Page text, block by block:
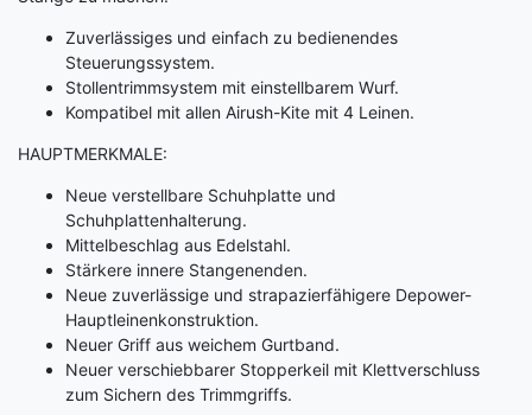
Zuverlässiges und einfach zu bedienendes
Steuerungssystem.
Stollentrimmsystem mit einstellbarem Wurf.
Kompatibel mit allen Airush-Kite mit 4 Leinen.
HAUPTMERKMALE:
Neue verstellbare Schuhplatte und
Schuhplattenhalterung.
Mittelbeschlag aus Edelstahl.
Stärkere innere Stangenenden.
Neue zuverlässige und strapazierfähigere Depower-
Hauptleinenkonstruktion.
Neuer Griff aus weichem Gurtband.
Neuer verschiebbarer Stopperkeil mit Klettverschluss
zum Sichern des Trimmgriffs.